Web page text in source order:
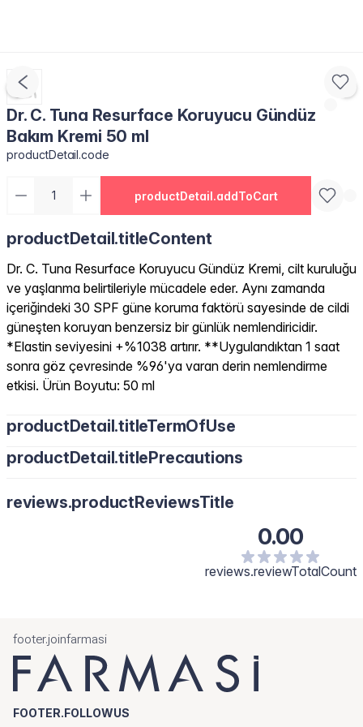
Dr. C. Tuna Resurface Koruyucu Gündüz
Bakım Kremi 50 ml
productDetail.code
productDetail.addToCart
productDetail.titleContent
Dr. C. Tuna Resurface Koruyucu Gündüz Kremi, cilt kuruluğu
ve yaşlanma belirtileriyle mücadele eder. Aynı zamanda
içeriğindeki 30 SPF güne koruma faktörü sayesinde de cildi
güneşten koruyan benzersiz bir günlük nemlendiricidir.
*Elastin seviyesini +%1038 artırır. **Uygulandıktan 1 saat
sonra göz çevresinde %96'ya varan derin nemlendirme
etkisi. Ürün Boyutu: 50 ml
productDetail.titleTermOfUse
productDetail.titlePrecautions
reviews.productReviewsTitle
0.00
reviews.reviewTotalCount
footer.joinfarmasi
FOOTER.FOLLOWUS